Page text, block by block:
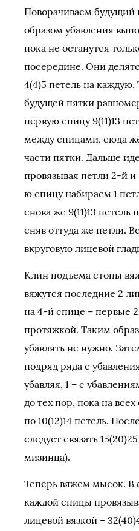
Поворачиваем будущий
образом убавления
пока не останутся
посередине. Они
4(4)5 петель на
будущей пятки
первую спицу 9(11)13
между спицами, сюда
части пятки. Дальше
провязывая петли 2-й
ю спицу набираем 1
снова же 9(11)13
сняв оттуда же петли.
вкруговую лицевой
Клин подъема стопы
вяжутся последние 2
на 4-й спице – первые
протяжкой. Таким
убавлять не нужно.
подряд ряда с
убавляя, 1 – с
до тех пор, пока на
по 10(12)14 петель.
следует связать
мизинца).
Теперь вяжем мысок. В
каждой спицы
лицевой вязкой –